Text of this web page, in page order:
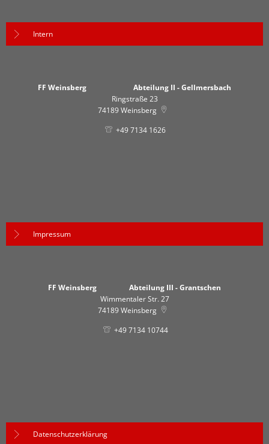
Intern
FF Weinsberg Abteilung II - Gellmersbach
Ringstraße 23
74189Weinsberg
+49 7134 1626
Impressum
FF Weinsberg Abteilung III - Grantschen
Wimmentaler Str. 27
74189Weinsberg
+49 7134 10744
Datenschutzerklärung